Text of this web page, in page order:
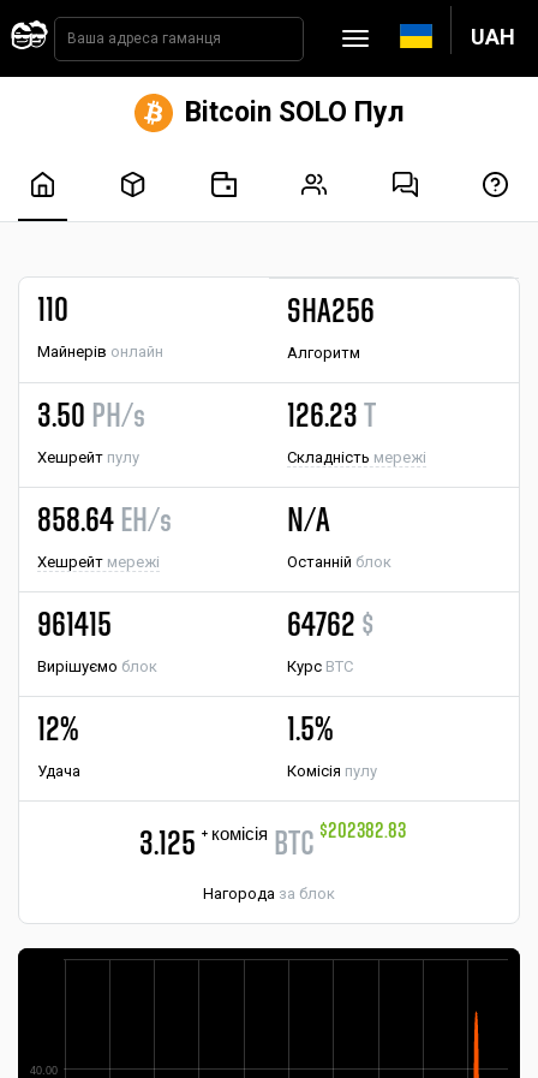
UAH
Bitcoin SOLO Пул
110
Майнерів онлайн
SHA256
Алгоритм
3.50 PH/s
Хешрейт пулу
126.23 T
Складність мережі
858.64 EH/s
Хешрейт мережі
N/A
Останній блок
961415
Вирішуємо блок
64762 $
Курс BTC
12%
Удача
1.5%
Комісія пулу
3.125 + комісія BTC $202382.83
Нагорода за блок
40.00